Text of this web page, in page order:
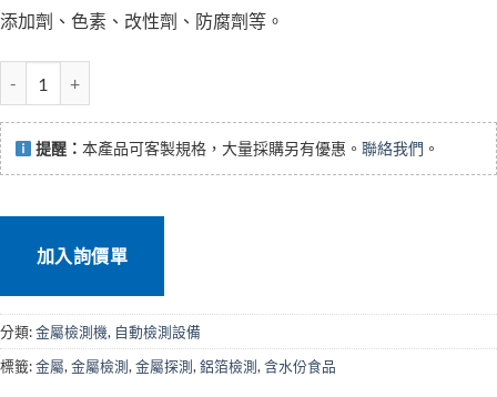
添加劑、色素、改性劑、防腐劑等。
提醒： 本產品可客製規格，大量採購另有優惠。 聯絡我們 。
加入詢價單
分類:金屬檢測機, 自動檢測設備
標籤:金屬,金屬檢測,金屬探測,鋁箔檢測,含水份食品